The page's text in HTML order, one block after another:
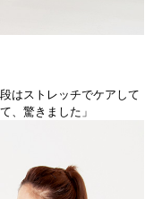
はストレッチでケアして
、驚きました」